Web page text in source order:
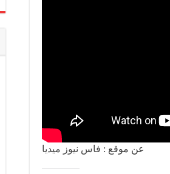
عن موقع : فاس نيوز ميديا